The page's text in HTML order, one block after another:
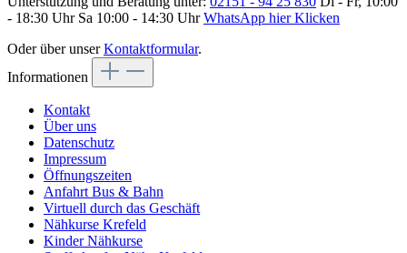
- 18:30 Uhr Sa 10:00 - 14:30 UhrWhatsApp hier Klicken
Oder über unserKontaktformular.
Informationen
Kontakt
Über uns
Datenschutz
Impressum
Öffnungszeiten
Anfahrt Bus & Bahn
Virtuell durch das Geschäft
Nähkurse Krefeld
Kinder Nähkurse